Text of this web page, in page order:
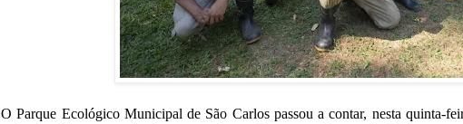
O Parque Ecológico Municipal de São Carlos passou a contar, nesta quinta-